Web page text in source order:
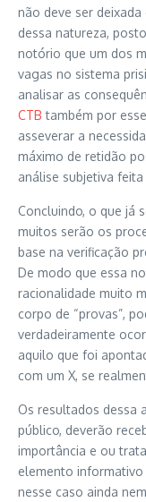
não deve ser
dessa natureza,
notório que um dos
vagas no sistema
analisar as
CTB também por
asseverar a
máximo de retidão
análise subjetiva
Concluindo, o que já
muitos serão os
base na verificação
De modo que essa
racionalidade muito
corpo de “provas”,
verdadeiramente
aquilo que foi
com um X, se
Os resultados dessa
público, deverão
importância e ou
elemento informativo
nesse caso ainda